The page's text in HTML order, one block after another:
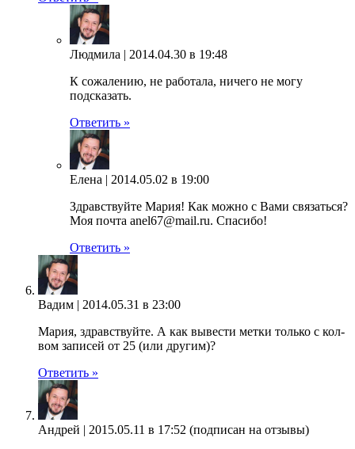
Людмила | 2014.04.30 в 19:48
К сожалению, не работала, ничего не могу
подсказать.
Ответить »
Елена | 2014.05.02 в 19:00
Здравствуйте Мария! Как можно с Вами связаться?
Моя почта anel67@mail.ru. Спасибо!
Ответить »
Вадим | 2014.05.31 в 23:00
Мария, здравствуйте. А как вывести метки только с кол-
вом записей от 25 (или другим)?
Ответить »
Андрей | 2015.05.11 в 17:52 (подписан на отзывы)